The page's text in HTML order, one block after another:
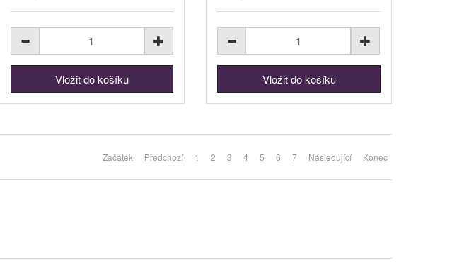
Začátek Předchozí 1 2 3 4 5 6 7 Následující Konec